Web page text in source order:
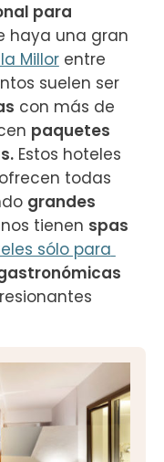
para
haya una gran
Millor entre
los que elegir. Los alojamientos suelen ser
paquetes
Estos hoteles
todas
grandes
tienen spas
sólo para